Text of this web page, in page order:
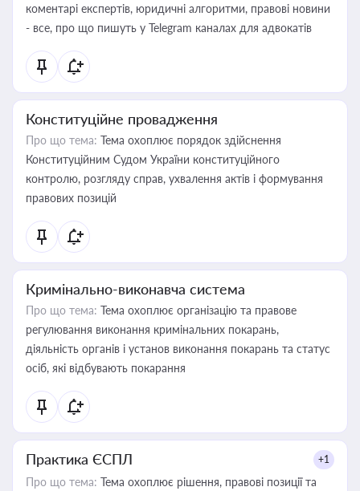
коментарі експертів, юридичні алгоритми, правові новини
- все, про що пишуть у Telegram каналах для адвокатів
Конституційне провадження
Про що тема: Тема охоплює порядок здійснення
Конституційним Судом України конституційного
контролю, розгляду справ, ухвалення актів і формування
правових позицій
Кримінально-виконавча система
Про що тема: Тема охоплює організацію та правове
регулювання виконання кримінальних покарань,
діяльність органів і установ виконання покарань та статус
осіб, які відбувають покарання
Практика ЄСПЛ +1
Про що тема: Тема охоплює рішення, правові позиції та